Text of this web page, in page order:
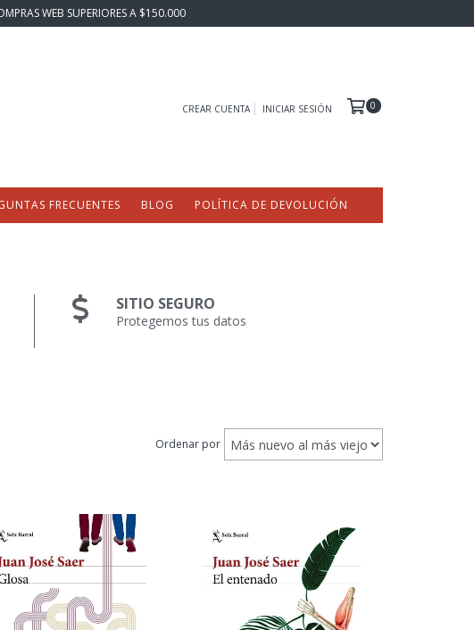
WEB SUPERIORES A $150.000
CREAR CUENTA INICIAR SESIÓN 0
FRECUENTES BLOG POLÍTICA DE DEVOLUCIÓN
SITIO SEGURO
Protegemos tus datos
Ordenar por